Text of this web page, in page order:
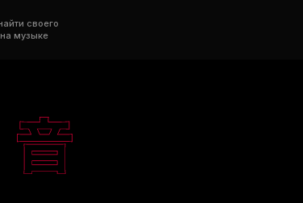
МАРКЕТИНГ ПОД
своего
музыке